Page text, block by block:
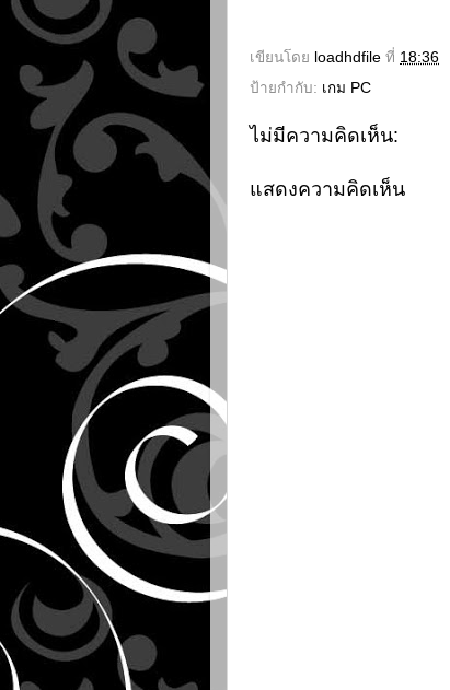
เขียนโดย loadhdfile ที่ 18:36
ป้ายกำกับ: เกม PC
ไม่มีความคิดเห็น:
แสดงความคิดเห็น